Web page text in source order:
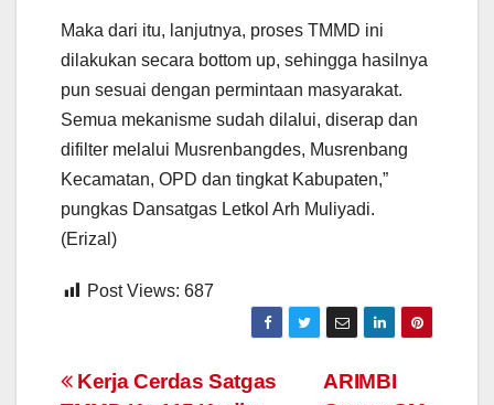
Maka dari itu, lanjutnya, proses TMMD ini
dilakukan secara bottom up, sehingga hasilnya
pun sesuai dengan permintaan masyarakat.
Semua mekanisme sudah dilalui, diserap dan
difilter melalui Musrenbangdes, Musrenbang
Kecamatan, OPD dan tingkat Kabupaten,”
pungkas Dansatgas Letkol Arh Muliyadi.
(Erizal)
Post Views: 687
Navigasi
ARIMBI
Kerja Cerdas Satgas